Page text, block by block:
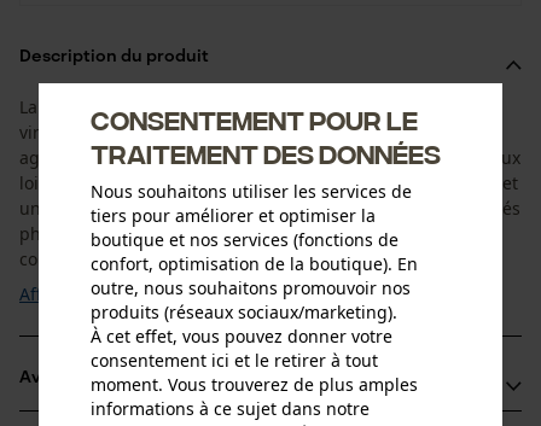
Description du produit
La chemise bûcheron en flanelle Jobman 5157 de style
vintage avec sa doublure chaude est particulièrement
agréable à porter et convient tout aussi bien au travail qu'aux
loisirs. La coupe confortable de la chemise en flanelle permet
une liberté de mouvement adéquate, même pour les activités
physiquement exigeantes. Grâce à une combinaison de
couleurs tendance, la chemise en flanelle ...
Afficher plus
Avantages du produit
Consentement pour le
traitement des données
Nous souhaitons utiliser les services de
tiers pour améliorer et optimiser la
boutique et nos services (fonctions de
confort, optimisation de la boutique). En
outre, nous souhaitons promouvoir nos
produits (réseaux sociaux/marketing).
À cet effet, vous pouvez donner votre
consentement ici et le retirer à tout
moment. Vous trouverez de plus amples
informations à ce sujet dans notre